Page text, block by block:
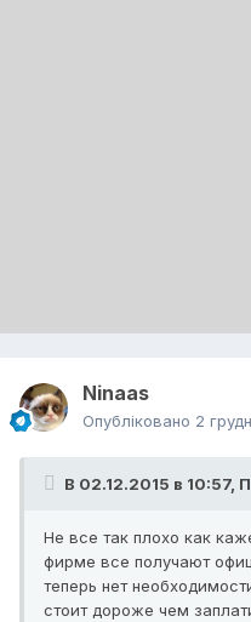
Ninaas
Опубліковано 2
В 02.12.2015 в 10:57,
Не все так плохо как
фирме все получают
теперь нет
стоит дороже чем